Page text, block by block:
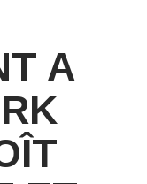
A